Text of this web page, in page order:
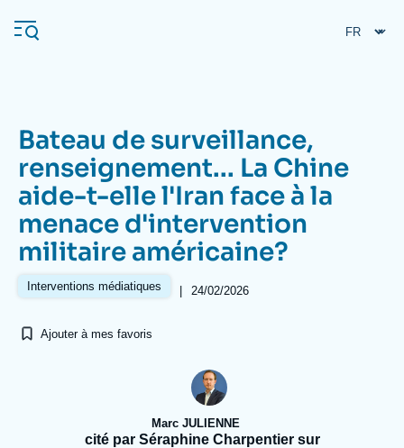
au
contenu
Navigation
principale
L'Ifri
Analyses
Se connecter
À propos de l'Ifri Recherches fréquentes
Bateau de surveillance,
renseignement... La Chine
aide-t-elle l'Iran face à la
menace d'intervention
militaire américaine?
Interventions médiatiques | 24/02/2026
Ajouter à mes favoris
Marc JULIENNE
cité par Séraphine Charpentier sur